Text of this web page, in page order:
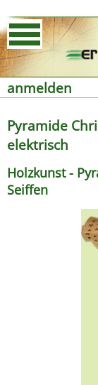
anmelden
Pyramide
elektrisch
Holzkunst -
Seiffen